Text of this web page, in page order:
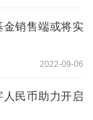
金销售端或将实
2022-09-06
民币助力开启